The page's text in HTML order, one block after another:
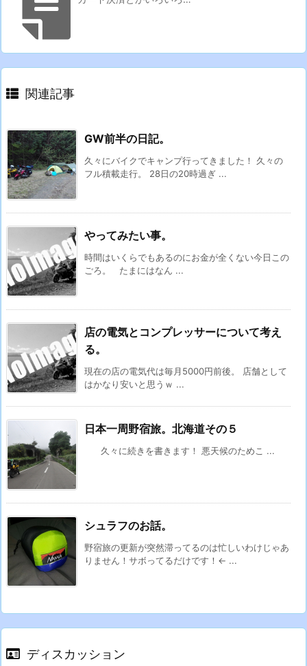
関連記事
GW前半の日記。
久々にバイクでキャンプ行ってきました！ 久々の
フル積載走行。 28日の20時過ぎ ...
やってみたい事。
時間はいくらでもあるのにお金が全くない今日この
ごろ。 たまにはなん ...
店の電気とコンプレッサーについて考え
る。
現在の店の電気代は毎月5000円前後。 店舗として
はかなり安いと思うｗ ...
日本一周野宿旅。北海道その５
久々に続きを書きます！ 悪天候のためこ ...
シュラフのお話。
野宿旅の更新が突然滞ってるのは忙しいわけじゃあ
りません！サボってるだけです！← ...
ディスカッション